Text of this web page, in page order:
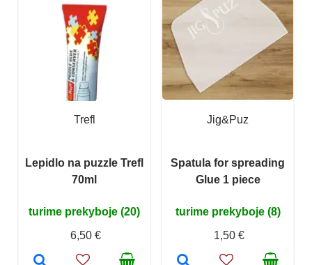
Trefl
Lepidlo na puzzle Trefl
70ml
turime prekyboje (20)
6,50 €
Jig&Puz
Spatula for spreading
Glue 1 piece
turime prekyboje (8)
1,50 €